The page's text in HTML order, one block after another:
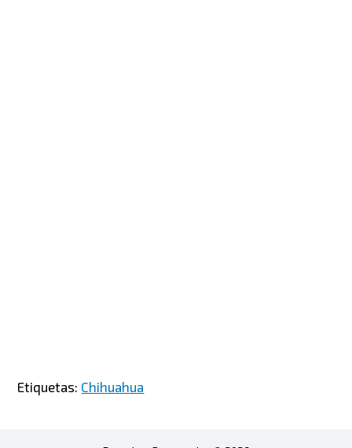
Etiquetas: Chihuahua